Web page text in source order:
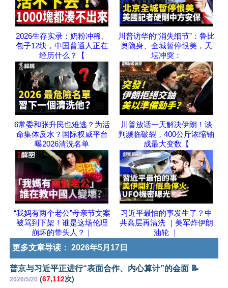
2026生存实录：奶粉冲稀、
包子12块，中国普通人正在
经历什么？【
川普访华的“消失细节”：鲁比
奥隐身、全城暂停恨美，天
坛冲突：
6常委和张升民也难逃？为活
命集体反水？国际权威平台
曝2026清洗名单
川普放话一天解决伊朗！谈
判濒临破裂，400公斤浓缩铀
成最大变数【
“我妈有两个老公”母亲节文案
被骂到下架！谁是这场伦理
崩坏的带头人？｜
习近平最怕的事发生了？中
共高层再清洗 ｜美军炸伊朗
油轮 ｜
更多文章导读： 2026年5月17日
普京与习近平正进行“表面合作、内心算计”的会面 📝
2026/5/20 (67,112次)